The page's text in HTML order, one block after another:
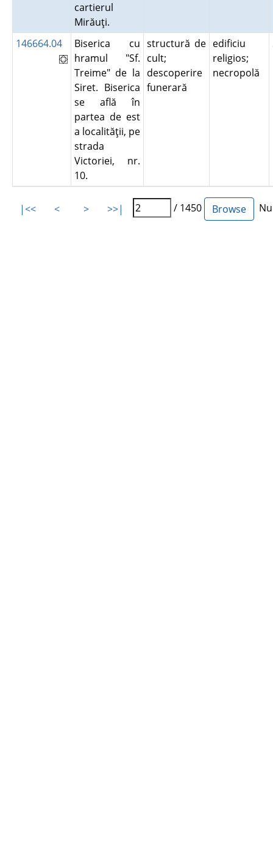
cartierul
Mirăuţi.
146664.04
Biserica cu
hramul "Sf.
Treime" de la
Siret. Biserica
se află în
partea de est
a localităţii, pe
strada
Victoriei, nr.
10.
structură de
cult;
descoperire
funerară
edificiu
religios;
necropolă
|<< < > >>| / 1450